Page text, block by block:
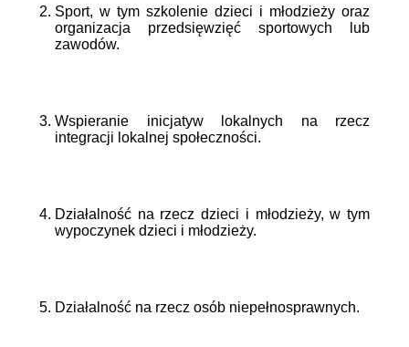
Sport, w tym szkolenie dzieci i młodzieży oraz
organizacja przedsięwzięć sportowych lub
zawodów.
Wspieranie inicjatyw lokalnych na rzecz
integracji lokalnej społeczności.
Działalność na rzecz dzieci i młodzieży, w tym
wypoczynek dzieci i młodzieży.
Działalność na rzecz osób niepełnosprawnych.